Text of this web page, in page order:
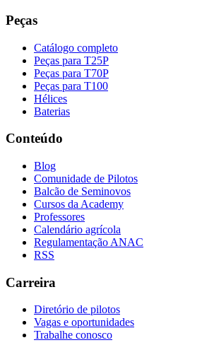
Peças
Catálogo completo
Peças para T25P
Peças para T70P
Peças para T100
Hélices
Baterias
Conteúdo
Blog
Comunidade de Pilotos
Balcão de Seminovos
Cursos da Academy
Professores
Calendário agrícola
Regulamentação ANAC
RSS
Carreira
Diretório de pilotos
Vagas e oportunidades
Trabalhe conosco